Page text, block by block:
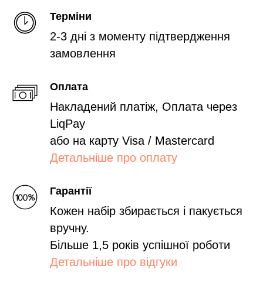
Терміни
2-3 дні з моменту підтвердження
замовлення
Оплата
Накладений платіж, Оплата через
LiqPay
або на карту Visa / Mastercard
Детальніше про оплату
Гарантії
Кожен набір збирається і пакується
вручну.
Більше 1,5 років успішної роботи
Детальніше про відгуки